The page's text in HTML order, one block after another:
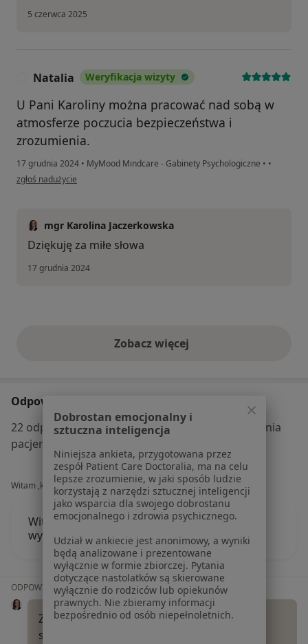
5 czerwca 2025
Natalia Weryfikacja wizyty
U Pani Karoliny można pracować nad sobą w
atmosferze poczucia bezpieczeństwa i
zrozumienia.
17 grudnia 2024 • MyMood Mindcare - Gabinety Psychologiczne • •
w opinii użytkownika Natalia
zgłoś nadużycie
mgr Karolina Jaczerkowska
Dziękuję za miłe słowa
17 grudnia 2024
Zobacz więcejopinie powyżej
Odpowiedzi na pytania
22 odpowiedzi udzielonych przez lekarza na pytania
pacjentów na ZnanyLekarz.pl
Witam ,kiedy zgłosić się do specjalisty z wysokim libido?
Witam ,kiedy zgłosić się do specjalisty z
wysokim libido?
ODPOWIEDŹ LEKARZA:
Zawsze wtedy, gdy problem jest odbierany
subiektywnie jako cierpienie kliniczne.
Dobrostan emocjonalny i
sztuczna inteligencja
Niniejsza ankieta, przygotowana przez
zespół Patient Care Doctoralia, ma na celu
lepsze zrozumienie, w jaki sposób ludzie
korzystają z narzędzi sztucznej inteligencji
jako wsparcia dla swojego dobrostanu
emocjonalnego i zdrowia psychicznego.
Udział w ankiecie jest anonimowy, a wyniki
będą analizowane i prezentowane
wyłącznie w formie zbiorczej. Pytania
dotyczące nastolatków są skierowane
wyłącznie do rodziców lub opiekunów
prawnych. Nie zbieramy informacji
bezpośrednio od osób niepełnoletnich.